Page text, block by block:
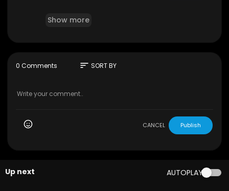
Show more
0 Comments sort SORT BY
CANCEL Publish
Up next AUTOPLAY
2:18